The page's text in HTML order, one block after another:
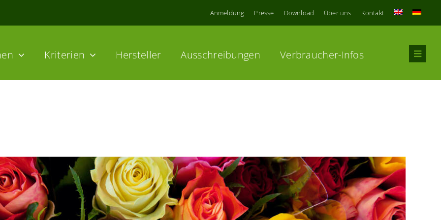
Anmeldung Presse Download Über uns Kontakt
Kriterien Hersteller Ausschreibungen Verbraucher-Infos